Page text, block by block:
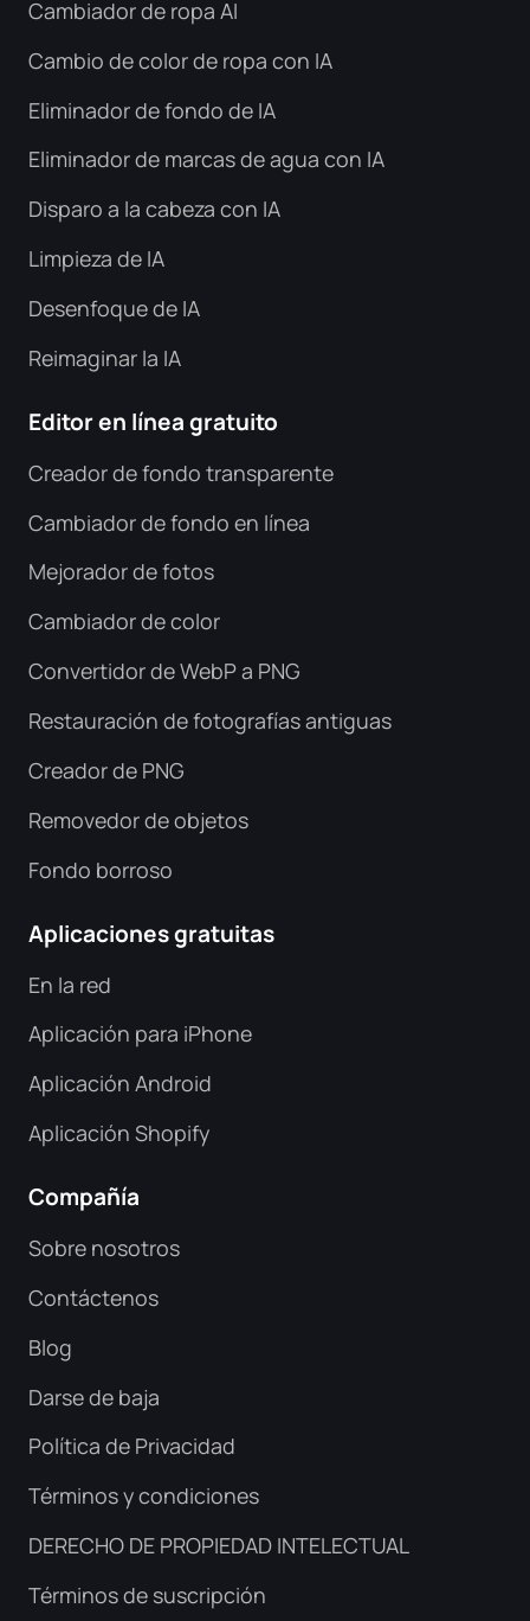
Cambiador de ropa AI
Cambio de color de ropa con IA
Eliminador de fondo de IA
Eliminador de marcas de agua con IA
Disparo a la cabeza con IA
Limpieza de IA
Desenfoque de IA
Reimaginar la IA
Editor en línea gratuito
Creador de fondo transparente
Cambiador de fondo en línea
Mejorador de fotos
Cambiador de color
Convertidor de WebP a PNG
Restauración de fotografías antiguas
Creador de PNG
Removedor de objetos
Fondo borroso
Aplicaciones gratuitas
En la red
Aplicación para iPhone
Aplicación Android
Aplicación Shopify
Compañía
Sobre nosotros
Contáctenos
Blog
Darse de baja
Política de Privacidad
Términos y condiciones
DERECHO DE PROPIEDAD INTELECTUAL
Términos de suscripción